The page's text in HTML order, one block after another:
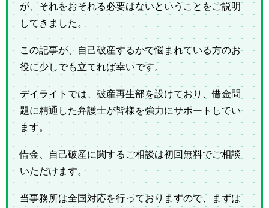
が、それをおそれる必要はないということをご説明
してきました。
この記事が、自己破産するかで悩まれている方のお
役に少しでも立てれば幸いです。
デイライトでは、破産再生部を設けており、借金問
題に精通した弁護士が皆様を強力にサポートしてい
ます。
借金、自己破産に関するご相談は初回無料でご相談
いただけます。
当事務所は全国対応を行っておりますので、まずは